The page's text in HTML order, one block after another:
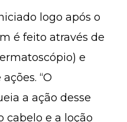
logo após o
é feito através de
e
“O
a ação desse
cabelo e a loção